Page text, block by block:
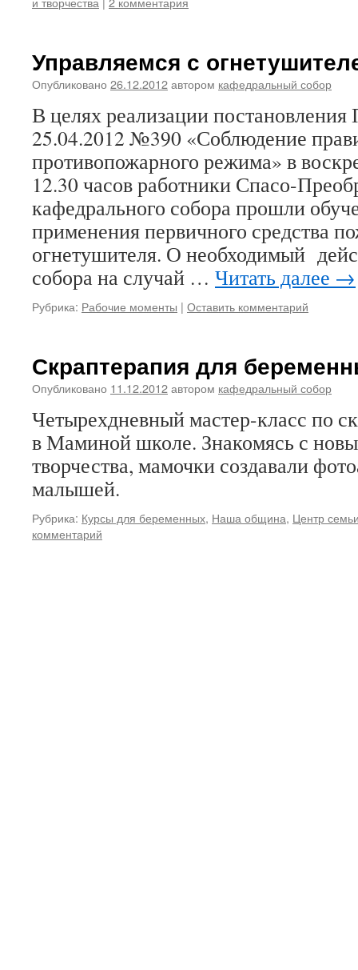
Управляемся с
Опубликовано 26.12.2012автором кафедральный собор
В целях реализации постановления
25.04.2012 №390 «Соблюдение
противопожарного режима» в
12.30 часов работники Спасо-
кафедрального собора прошли
применения первичного средства
огнетушителя. О необходимый
собора на случай … Читать далее →
Рубрика: Рабочие моменты | Оставить комментарий
Скраптерапия для
Опубликовано 11.12.2012автором кафедральный собор
Четырехдневный мастер-класс по
в Маминой школе. Знакомясь с
творчества, мамочки создавали
малышей.
Рубрика: Курсы для беременных, Наша община, Центр
комментарий